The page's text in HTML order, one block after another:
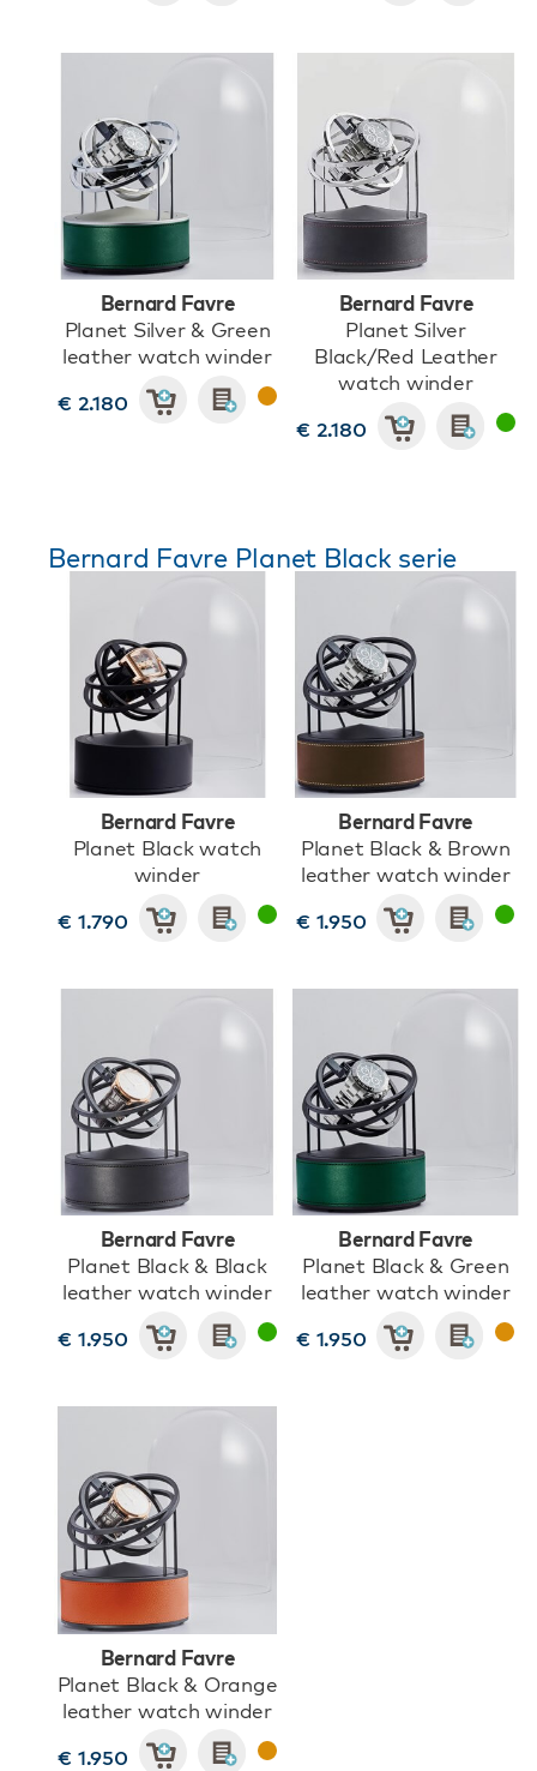
Bernard Favre
Planet Silver & Green
leather watch winder
€ 2.180
Bernard Favre
Planet Silver
Black/Red Leather
watch winder
€ 2.180
Bernard Favre Planet Black serie
Bernard Favre
Planet Black watch
winder
€ 1.790
Bernard Favre
Planet Black & Brown
leather watch winder
€ 1.950
Bernard Favre
Planet Black & Black
leather watch winder
€ 1.950
Bernard Favre
Planet Black & Green
leather watch winder
€ 1.950
Bernard Favre
Planet Black & Orange
leather watch winder
€ 1.950